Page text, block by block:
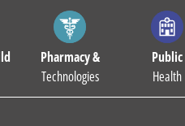
Pharmacy &
Technologies
Public
Health